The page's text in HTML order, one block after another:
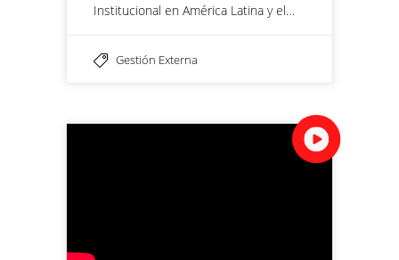
Institucional en América Latina y el…
Gestión Externa